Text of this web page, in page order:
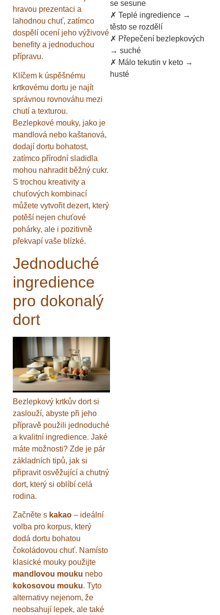
hravou prezentaci a
lahodnou chuť, zatímco
dospělí ocení jeho výživové
benefity a jednoduchou
přípravu.
Klíčem k úspěšnému
krtkovému dortu je najít
správnou rovnováhu mezi
chutí a texturou.
Bezlepkové mouky, jako je
mandlová nebo kaštanová,
dodají dortu bohatost,
zatímco přírodní sladidla
mohou nahradit běžný cukr.
S trochou kreativity a
chuťových kombinací
můžete vytvořit dezert, který
potěší nejen chuťové
pohárky, ale i pozitivně
překvapí vaše blízké.
Jednoduché
ingredience
pro dokonalý
dort
Bezlepkový krtkův dort si
zaslouží, abyste při jeho
přípravě použili jednoduché
a kvalitní ingredience. Jaké
máte možnosti? Zde je pár
základních tipů, jak si
připravit osvěžující a chutný
dort, který si oblíbí celá
rodina.
Začněte s kakao – ideální
volba pro korpus, který
dodá dortu bohatou
čokoládovou chuť. Namísto
klasické mouky použijte
mandlovou mouku nebo
kokosovou mouku. Tyto
alternativy nejenom, že
neobsahují lepek, ale také
se sesune
✗ Teplé ingredience →
těsto se rozdělí
✗ Přepečení bezlepkových
→ suché
✗ Málo tekutin v keto →
husté